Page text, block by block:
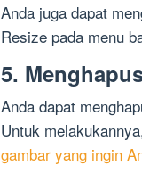
Anda juga dapat
Resize pada menu
5.
Anda dapat
Untuk
gambar yang ingin